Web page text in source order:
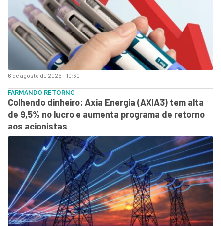
6 de agosto de 2026 - 10:30
FARMANDO RETORNO
Colhendo dinheiro: Axia Energia (AXIA3) tem alta
de 9,5% no lucro e aumenta programa de retorno
aos acionistas